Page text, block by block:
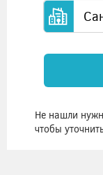
Не нашли
чтобы